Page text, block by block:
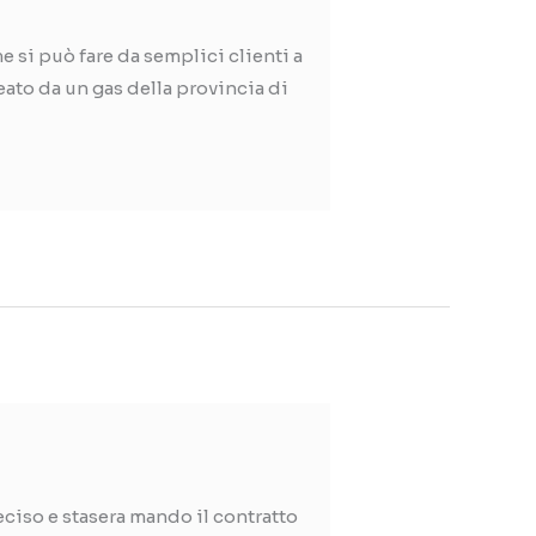
si può fare da semplici clienti a
da un gas della provincia di
e stasera mando il contratto